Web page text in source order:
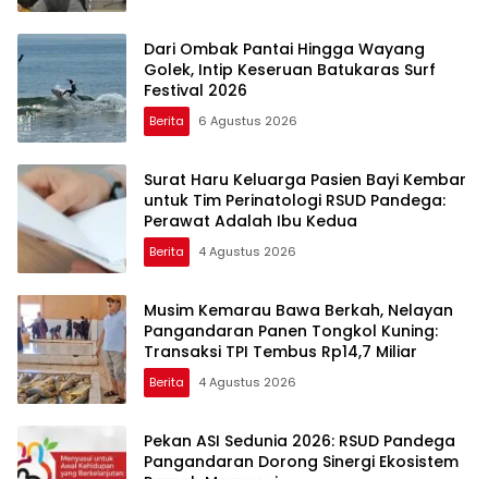
Dari Ombak Pantai Hingga Wayang
Golek, Intip Keseruan Batukaras Surf
Festival 2026
Berita 6 Agustus 2026
Surat Haru Keluarga Pasien Bayi Kembar
untuk Tim Perinatologi RSUD Pandega:
Perawat Adalah Ibu Kedua
Berita 4 Agustus 2026
Musim Kemarau Bawa Berkah, Nelayan
Pangandaran Panen Tongkol Kuning:
Transaksi TPI Tembus Rp14,7 Miliar
Berita 4 Agustus 2026
Pekan ASI Sedunia 2026: RSUD Pandega
Pangandaran Dorong Sinergi Ekosistem